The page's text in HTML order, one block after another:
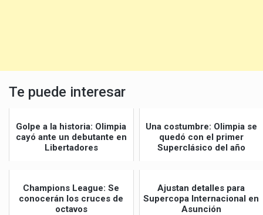
Te puede interesar
Golpe a la historia: Olimpia
cayó ante un debutante en
Libertadores
Una costumbre: Olimpia se
quedó con el primer
Superclásico del año
Champions League: Se
conocerán los cruces de
octavos
Ajustan detalles para
Supercopa Internacional en
Asunción